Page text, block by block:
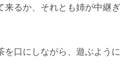
来るか、それとも姉が中継ぎ
口にしながら、遊ぶように